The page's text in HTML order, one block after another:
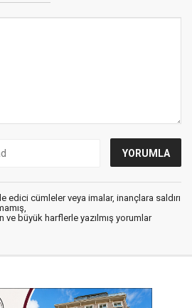
edici cümleler veya imalar, inançlara saldırı
ve büyük harflerle yazılmış yorumlar